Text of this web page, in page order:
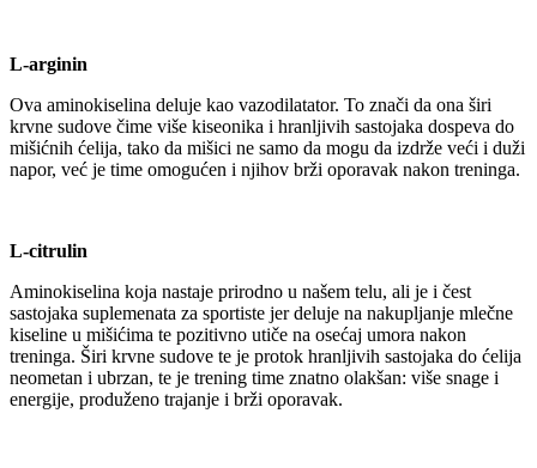
L-arginin
Ova aminokiselina deluje kao vazodilatator. To znači da ona širi
krvne sudove čime više kiseonika i hranljivih sastojaka dospeva do
mišićnih ćelija, tako da mišici ne samo da mogu da izdrže veći i duži
napor, već je time omogućen i njihov brži oporavak nakon treninga.
L-citrulin
Aminokiselina koja nastaje prirodno u našem telu, ali je i čest
sastojaka suplemenata za sportiste jer deluje na nakupljanje mlečne
kiseline u mišićima te pozitivno utiče na osećaj umora nakon
treninga. Širi krvne sudove te je protok hranljivih sastojaka do ćelija
neometan i ubrzan, te je trening time znatno olakšan: više snage i
energije, produženo trajanje i brži oporavak.